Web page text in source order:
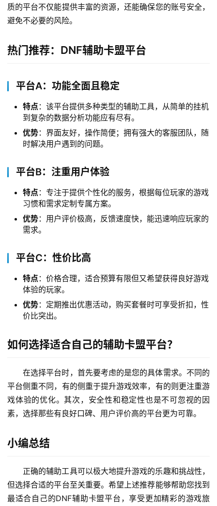
质的平台不仅能提供丰富的资源，还能确保您的账号安全，
避免不必要的风险。
热门推荐：DNF辅助卡盟平台
平台A：功能全面且稳定
特点 ：该平台提供多种类型的辅助工具，从简单的挂机
到复杂的数据分析功能应有尽有。
优势：界面友好，操作简便；拥有强大的客服团队，随
时解决用户遇到的问题。
平台B：注重用户体验
特点 ：专注于提供个性化的服务，根据每位玩家的游戏
习惯和需求定制专属方案。
优势：用户评价极高，反馈速度快，能迅速响应玩家的
需求。
平台C：性价比高
特点 ：价格合理，适合预算有限但又希望获得良好游戏
体验的玩家。
优势：定期推出优惠活动，购买套餐时可享受折扣，性
价比突出。
如何选择适合自己的辅助卡盟平台？
在选择平台时，首先要考虑的是您的具体需求。不同的
平台侧重不同，有的侧重于提升游戏效率，有的则更注重游
戏体验的优化。其次，安全性和稳定性也是不可忽视的因
素，选择那些有良好口碑、用户评价高的平台更为可靠。
小编总结
正确的辅助工具可以极大地提升游戏的乐趣和挑战性，
但选择合适的平台至关重要。希望上述推荐能够帮助您找到
最适合自己的DNF辅助卡盟平台，享受更加精彩的游戏旅